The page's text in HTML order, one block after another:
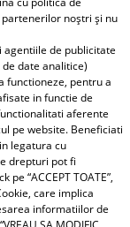
noștri și nu
de publicitate
date analitice)
functioneze, pentru a
in functie de
aferente
pe website. Beneficiati
legatura cu
drepturi pot fi
pe “ACCEPT TOATE”,
care implica
informatiilor de